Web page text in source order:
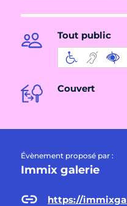
Tout public
Couvert
Évènement proposé par :
Immix galerie
https://